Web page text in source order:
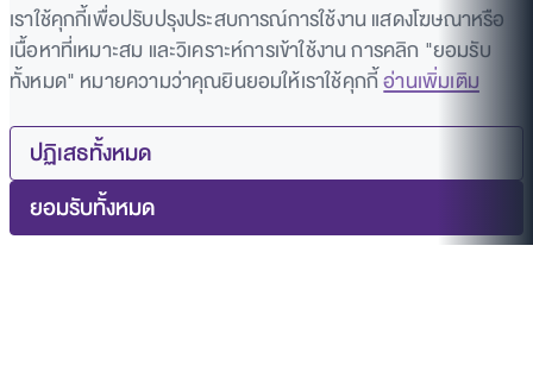
เราใช้คุกกี้เพื่อปรับปรุงประสบการณ์การใช้งาน แสดงโฆษณาหรือ
เนื้อหาที่เหมาะสม และวิเคราะห์การเข้าใช้งาน การคลิก "ยอมรับ
ทั้งหมด" หมายความว่าคุณยินยอมให้เราใช้คุกกี้อ่านเพิ่มเติม
ปฏิเสธทั้งหมด
ยอมรับทั้งหมด